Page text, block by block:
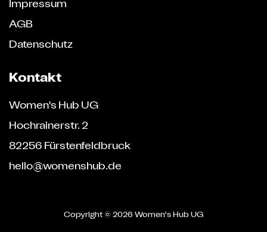
Impressum
AGB
Datenschutz
Kontakt
Women's Hub UG
Hochrainerstr. 2
82256 Fürstenfeldbruck
hello@womenshub.de
Copyright © 2026 Women's Hub UG